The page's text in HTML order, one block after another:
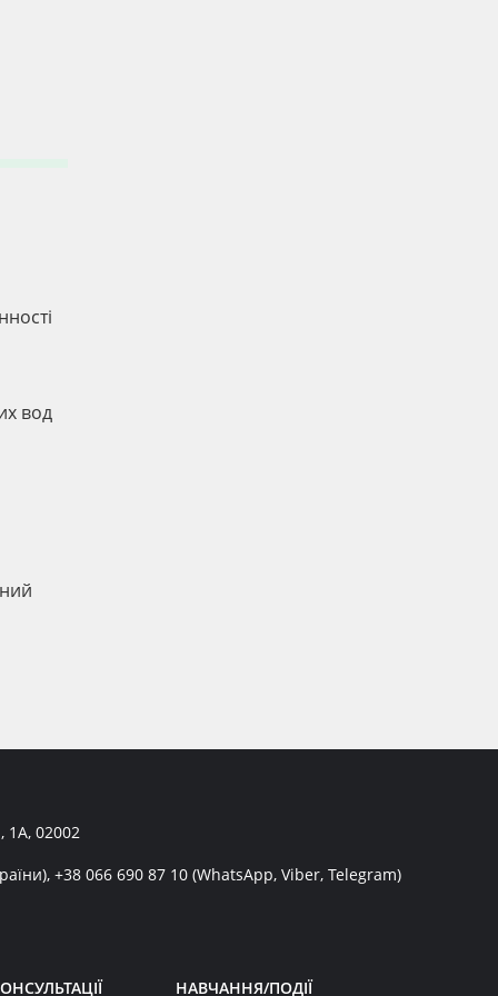
вод
1А, 02002
+38 066 690 87 10 (WhatsApp, Viber, Telegram)
НАВЧАННЯ/ПОДІЇ